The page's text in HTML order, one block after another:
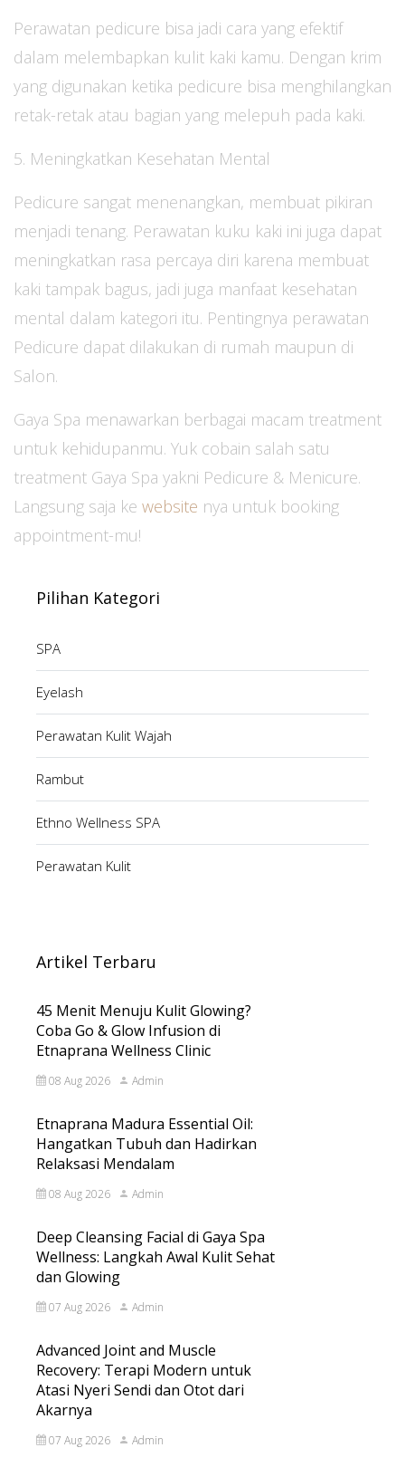
Perawatan pedicure bisa jadi cara yang efektif
dalam melembapkan kulit kaki kamu. Dengan krim
yang digunakan ketika pedicure bisa menghilangkan
retak-retak atau bagian yang melepuh pada kaki.
5. Meningkatkan Kesehatan Mental
Pedicure sangat menenangkan, membuat pikiran
menjadi tenang. Perawatan kuku kaki ini juga dapat
meningkatkan rasa percaya diri karena membuat
kaki tampak bagus, jadi juga manfaat kesehatan
mental dalam kategori itu. Pentingnya perawatan
Pedicure dapat dilakukan di rumah maupun di
Salon.
Gaya Spa menawarkan berbagai macam treatment
untuk kehidupanmu. Yuk cobain salah satu
treatment Gaya Spa yakni Pedicure & Menicure.
Langsung saja ke website nya untuk booking
appointment-mu!
Pilihan Kategori
SPA
Eyelash
Perawatan Kulit Wajah
Rambut
Ethno Wellness SPA
Perawatan Kulit
Artikel Terbaru
45 Menit Menuju Kulit Glowing?
Coba Go & Glow Infusion di
Etnaprana Wellness Clinic
08 Aug 2026 Admin
Etnaprana Madura Essential Oil:
Hangatkan Tubuh dan Hadirkan
Relaksasi Mendalam
08 Aug 2026 Admin
Deep Cleansing Facial di Gaya Spa
Wellness: Langkah Awal Kulit Sehat
dan Glowing
07 Aug 2026 Admin
Advanced Joint and Muscle
Recovery: Terapi Modern untuk
Atasi Nyeri Sendi dan Otot dari
Akarnya
07 Aug 2026 Admin